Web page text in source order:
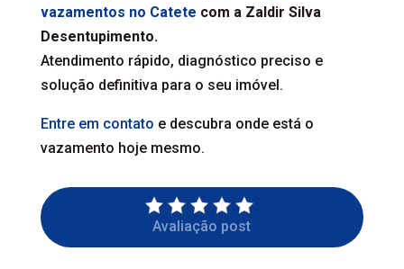
vazamentos no Catete com a Zaldir Silva
Desentupimento.
Atendimento rápido, diagnóstico preciso e
solução definitiva para o seu imóvel.
Entre em contato e descubra onde está o
vazamento hoje mesmo.
Avaliação post